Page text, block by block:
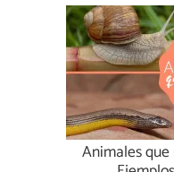
Animales